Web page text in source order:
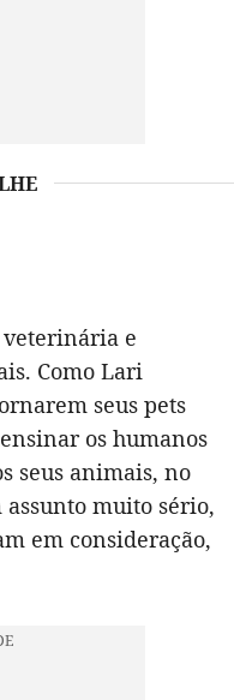
veterinária e
Como Lari
seus pets
os humanos
seus animais, no
muito sério,
em consideração,